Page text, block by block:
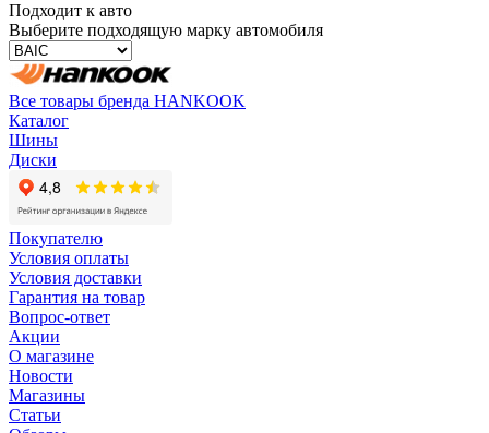
Подходит к авто
Выберите подходящую марку автомобиля
Все товары бренда HANKOOK
Каталог
Шины
Диски
Покупателю
Условия оплаты
Условия доставки
Гарантия на товар
Вопрос-ответ
Акции
О магазине
Новости
Магазины
Статьи